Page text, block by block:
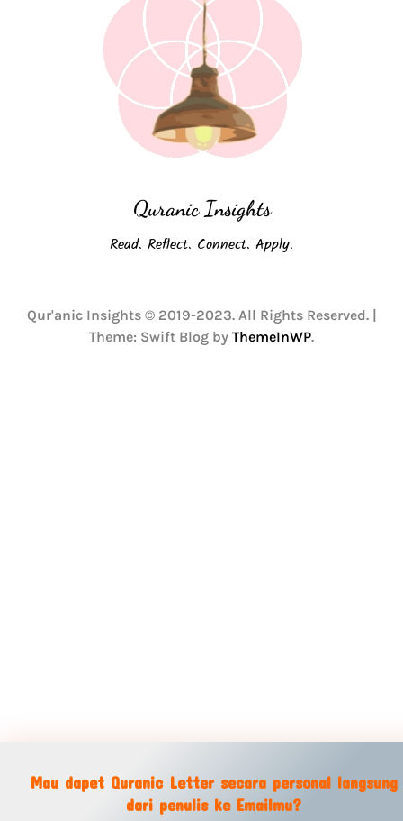
Mau dapet Quranic Letter secara personal langsung
dari penulis ke Emailmu?
Quranic Insights
Read. Reflect. Connect. Apply.
Qur'anic Insights © 2019-2023. All Rights Reserved. |
Theme: Swift Blog by ThemeInWP.